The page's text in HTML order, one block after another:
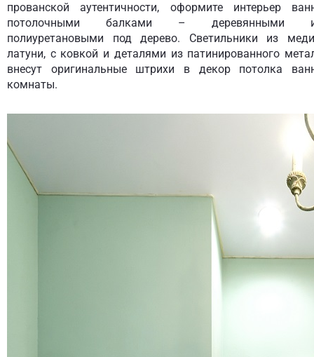
прованской аутентичности, оформите интерьер
потолочными балками – деревянными
полиуретановыми под дерево. Светильники из
латуни, с ковкой и деталями из патинированного
внесут оригинальные штрихи в декор потолка
комнаты.